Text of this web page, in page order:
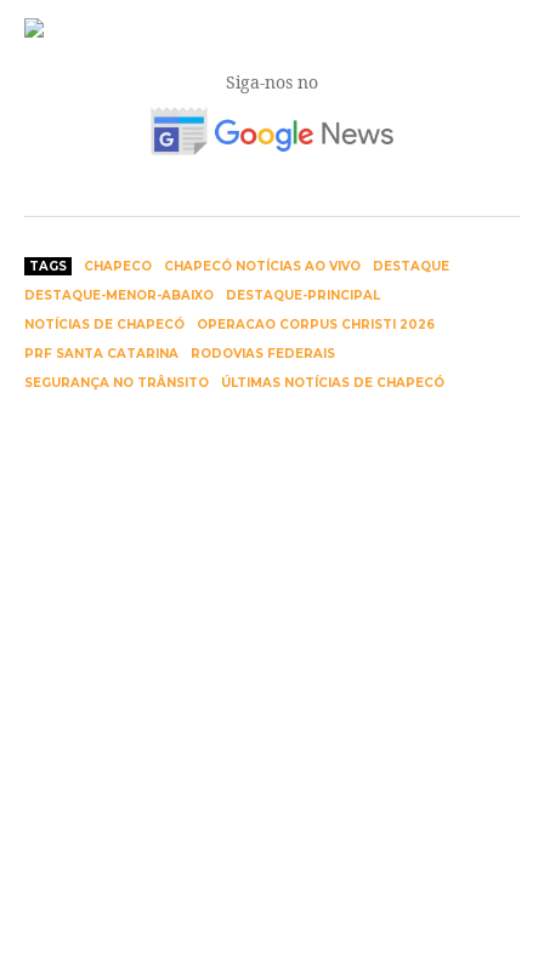
Siga-nos no
TAGS CHAPECO CHAPECÓ NOTÍCIAS AO VIVO
DESTAQUE
DESTAQUE-MENOR-ABAIXO
DESTAQUE-PRINCIPAL
NOTÍCIAS DE CHAPECÓ
OPERACAO CORPUS CHRISTI 2026
PRF SANTA CATARINA
RODOVIAS FEDERAIS
SEGURANÇA NO TRÂNSITO
ÚLTIMAS NOTÍCIAS DE CHAPECÓ